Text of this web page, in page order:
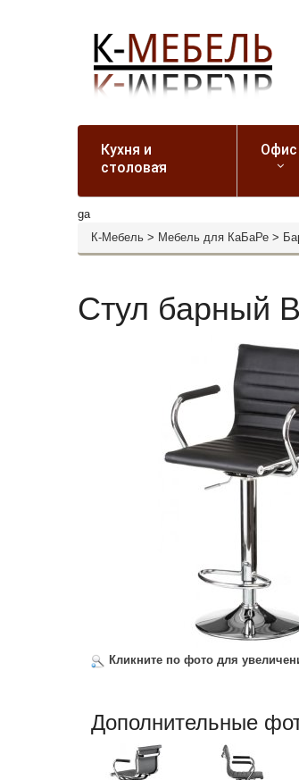
Кухня и
столовая
Офис
ga
К-Мебель > Мебель для КаБаРе >
Стул барный
Кликните по фото для
Дополнительные